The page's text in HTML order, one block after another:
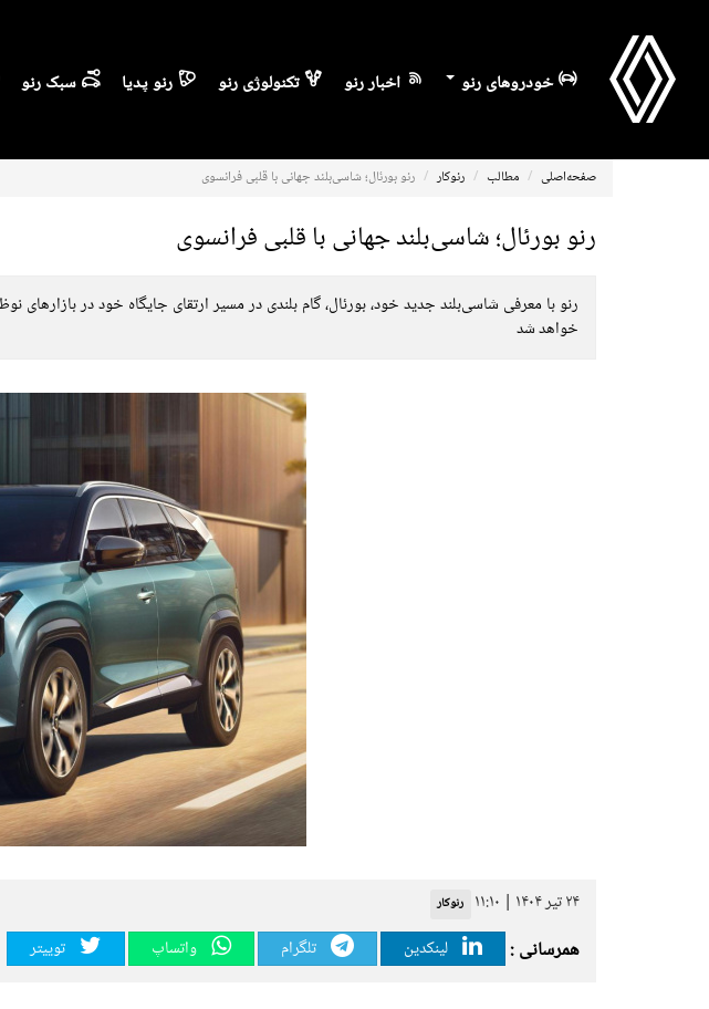
خودروهای رنو اخبار رنو تکنولوژی رنو رنو پدیا سبک رنو
صفحه‌اصلی مطالب رنوکار رنو بورئال؛ شاسی‌بلند جهانی با قلبی فرانسوی
رنو بورئال؛ شاسی‌بلند جهانی با قلبی فرانسوی
خواهد شد
۲۴ تیر ۱۴۰۴ | ۱۱:۱۰ رنوکار
همرسانی : لینکدین تلگرام واتساپ توییتر